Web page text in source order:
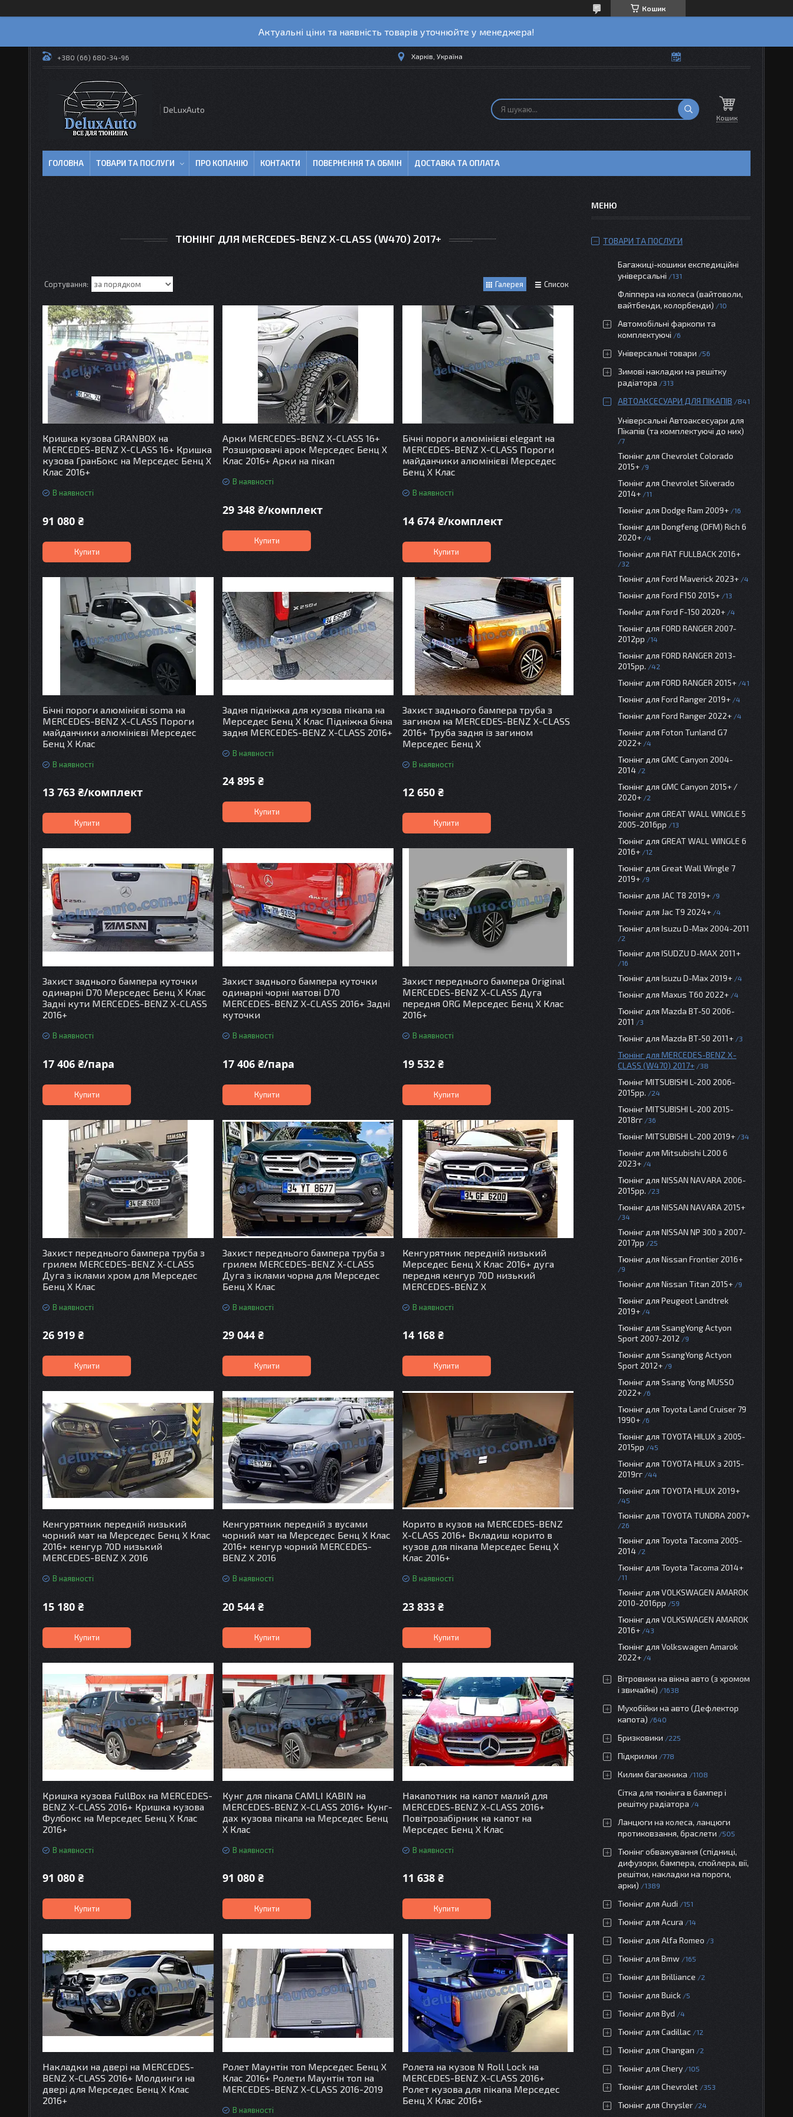
Кошик
Актуальні ціни та наявність товарів уточнюйте у менеджера!
+380 (66) 680-34-96 Харків, Україна
DeLuxAuto
Кошик
ГОЛОВНА ТОВАРИ ТА ПОСЛУГИ ПРО КОПАНІЮ КОНТАКТИ ПОВЕРНЕННЯ ТА ОБМІН ДОСТАВКА ТА ОПЛАТА
ТЮНІНГ ДЛЯ MERCEDES-BENZ X-CLASS (W470) 2017+
Галерея Список
Кришка кузова GRANBOX на
MERCEDES-BENZ X-CLASS 16+ Кришка
кузова ГранБокс на Мерседес Бенц Х
Клас 2016+
В наявності
91 080 ₴
Купити
Арки MERCEDES-BENZ X-CLASS 16+
Розширювачі арок Мерседес Бенц Х
Клас 2016+ Арки на пікап
В наявності
29 348 ₴/комплект
Купити
Бічні пороги алюмінієві elegant на
MERCEDES-BENZ X-CLASS Пороги
майданчики алюмінієві Мерседес
Бенц Х Клас
В наявності
14 674 ₴/комплект
Купити
Бічні пороги алюмінієві soma на
MERCEDES-BENZ X-CLASS Пороги
майданчики алюмінієві Мерседес
Бенц Х Клас
В наявності
13 763 ₴/комплект
Купити
Задня підніжка для кузова пікапа на
Мерседес Бенц Х Клас Підніжка бічна
задня MERCEDES-BENZ X-CLASS 2016+
В наявності
24 895 ₴
Купити
Захист заднього бампера труба з
загином на MERCEDES-BENZ X-CLASS
2016+ Труба задня із загином
Мерседес Бенц Х
В наявності
12 650 ₴
Купити
Захист заднього бампера куточки
одинарні D70 Мерседес Бенц Х Клас
Задні кути MERCEDES-BENZ X-CLASS
2016+
В наявності
17 406 ₴/пара
Купити
Захист заднього бампера куточки
одинарні чорні матові D70
MERCEDES-BENZ X-CLASS 2016+ Задні
куточки
В наявності
17 406 ₴/пара
Купити
Захист переднього бампера Original
MERCEDES-BENZ X-CLASS Дуга
передня ORG Мерседес Бенц Х Клас
2016+
В наявності
19 532 ₴
Купити
Захист переднього бампера труба з
грилем MERCEDES-BENZ X-CLASS
Дуга з іклами хром для Мерседес
Бенц Х Клас
В наявності
26 919 ₴
Купити
Захист переднього бампера труба з
грилем MERCEDES-BENZ X-CLASS
Дуга з іклами чорна для Мерседес
Бенц Х Клас
В наявності
29 044 ₴
Купити
Кенгурятник передній низький
Мерседес Бенц Х Клас 2016+ дуга
передня кенгур 70D низький
MERCEDES-BENZ X
В наявності
14 168 ₴
Купити
Кенгурятник передній низький
чорний мат на Мерседес Бенц Х Клас
2016+ кенгур 70D низький
MERCEDES-BENZ X 2016
В наявності
15 180 ₴
Купити
Кенгурятник передній з вусами
чорний мат на Мерседес Бенц Х Клас
2016+ кенгур чорний MERCEDES-
BENZ X 2016
В наявності
20 544 ₴
Купити
Корито в кузов на MERCEDES-BENZ
X-CLASS 2016+ Вкладиш корито в
кузов для пікапа Мерседес Бенц Х
Клас 2016+
В наявності
23 833 ₴
Купити
Кришка кузова FullBox на MERCEDES-
BENZ X-CLASS 2016+ Кришка кузова
Фулбокс на Мерседес Бенц Х Клас
2016+
В наявності
91 080 ₴
Купити
Кунг для пікапа CAMLI KABIN на
MERCEDES-BENZ X-CLASS 2016+ Кунг-
дах кузова пікапа на Мерседес Бенц
Х Клас
В наявності
91 080 ₴
Купити
Накапотник на капот малий для
MERCEDES-BENZ X-CLASS 2016+
Повітрозабірник на капот на
Мерседес Бенц Х Клас
В наявності
11 638 ₴
Купити
Накладки на двері на MERCEDES-
BENZ X-CLASS 2016+ Молдинги на
двері для Мерседес Бенц Х Клас
2016+
Ролет Маунтін топ Мерседес Бенц Х
Клас 2016+ Ролети Маунтін топ на
MERCEDES-BENZ X-CLASS 2016-2019
В наявності
Ролета на кузов N Roll Lock на
MERCEDES-BENZ X-CLASS 2016+
Ролет кузова для пікапа Мерседес
Бенц Х Клас 2016+
ТОВАРИ ТА ПОСЛУГИ
Багажиці-кошики експедиційні
універсальні
131
Фліппера на колеса (вайтоволи,
вайтбенди, колорбенди)
10
Автомобільні фаркопи та
комплектуючі
6
Універсальні товари 56
Зимові накладки на решітку
радіатора
313
АВТОАКСЕСУАРИ ДЛЯ ПІКАПІВ 841
Універсальні Автоаксесуари для
Пікапів (та комплектуючі до них)
7
Тюнінг для Chevrolet Colorado
2015+
9
Тюнінг для Chevrolet Silverado
2014+
11
Тюнінг для Dodge Ram 2009+ 16
Тюнінг для Dongfeng (DFM) Rich 6
2020+
4
Тюнінг для FIAT FULLBACK 2016+
32
Тюнінг для Ford Maverick 2023+ 4
Тюнінг для Ford F150 2015+ 13
ТюнІнг для Ford F-150 2020+ 4
Тюнінг для FORD RANGER 2007-
2012рр
14
Тюнінг для FORD RANGER 2013-
2015рр.
42
Тюнінг для FORD RANGER 2015+ 41
Тюнінг для Ford Ranger 2019+ 4
Тюнінг для Ford Ranger 2022+ 4
Тюнінг для Foton Tunland G7
2022+
4
Тюнінг для GMC Canyon 2004-
2014
2
Тюнінг для GMC Canyon 2015+ /
2020+
2
Тюнінг для GREAT WALL WINGLE 5
2005-2016рр
13
Тюнінг для GREAT WALL WINGLE 6
2016+
12
Тюнінг для Great Wall Wingle 7
2019+
9
Тюнінг для JAC T8 2019+ 9
Тюнінг для Jac T9 2024+ 4
Тюнінг для Isuzu D-Max 2004-2011
2
Тюнінг для ISUDZU D-MAX 2011+
16
Тюнінг для Isuzu D-Max 2019+ 4
Тюнінг для Maxus T60 2022+ 4
Тюнінг для Mazda BT-50 2006-
2011
3
Тюнінг для Mazda BT-50 2011+ 3
Тюнінг для MERCEDES-BENZ X-
CLASS (W470) 2017+
38
Тюнінг MITSUBISHI L-200 2006-
2015рр.
24
Тюнінг MITSUBISHI L-200 2015-
2018гг
36
Тюнінг MITSUBISHI L-200 2019+ 34
Тюнінг для Mitsubishi L200 6
2023+
4
Тюнінг для NISSAN NAVARA 2006-
2015рр.
23
Тюнінг для NISSAN NAVARA 2015+
34
Тюнінг для NISSAN NP 300 з 2007-
2017рр
25
Тюнінг для Nissan Frontier 2016+
9
Тюнінг для Nissan Titan 2015+ 9
Тюнінг для Peugeot Landtrek
2019+
4
Тюнінг для SsangYong Actyon
Sport 2007-2012
9
Тюнінг для SsangYong Actyon
Sport 2012+
9
Тюнінг для Ssang Yong MUSSO
2022+
6
Тюнінг для Toyota Land Cruiser 79
1990+
6
Тюнінг для TOYOTA HILUX з 2005-
2015рр
45
Тюнінг для TOYOTA HILUX з 2015-
2019гг
44
Тюнінг для TOYOTA HILUX 2019+
45
Тюнінг для TOYOTA TUNDRA 2007+
26
Тюнінг для Toyota Tacoma 2005-
2014
2
Тюнінг для Toyota Tacoma 2014+
11
Тюнінг для VOLKSWAGEN AMAROK
2010-2016рр
59
Тюнінг для VOLKSWAGEN AMAROK
2016+
43
Тюнінг для Volkswagen Amarok
2022+
4
Вітровики на вікна авто (з хромом
і звичайні)
1638
Мухобійки на авто (Дефлектор
капота)
640
Бризковики 225
Підкрилки 778
Килим багажника 1108
Сітка для тюнінга в бампер і
решітку радіатора
4
Ланцюги на колеса, ланцюги
протиковзання, браслети
505
Тюнінг обважування (спідниці,
дифузори, бампера, спойлера, вії,
решітки, накладки на пороги,
арки)
1389
Тюнінг для Audi 151
Тюнінг для Acura 14
Тюнінг для Alfa Romeo 3
Тюнінг для Bmw 165
Тюнінг для Brilliance 2
Тюнінг для Buick 5
Тюнінг для Byd 4
Тюнінг для Cadillac 12
Тюнінг для Changan 2
Тюнінг для Chery 105
Тюнінг для Chevrolet 353
Тюнінг для Chrysler 24